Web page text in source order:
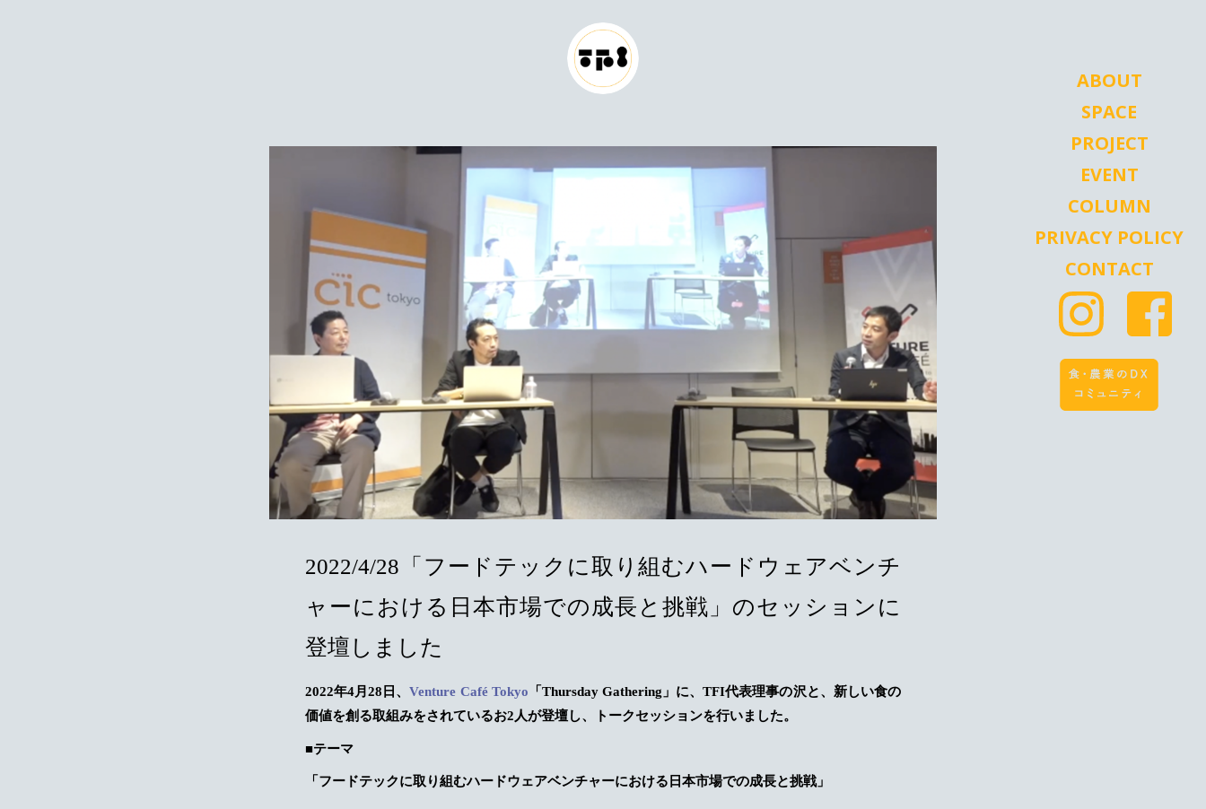
ABOUT
SPACE
PROJECT
EVENT
COLUMN
PRIVACY POLICY
CONTACT
2022/4/28「フードテックに取り組むハードウェアベンチ
ャーにおける日本市場での成長と挑戦」のセッションに
登壇しました
2022年4月28日、Venture Café Tokyo 「 Thursday Gathering 」に、TFI代表理事の沢と、新しい食の
価値を創る取組みをされているお2人が登壇し、トークセッションを行いました。
■テーマ
「フードテックに取り組むハードウェアベンチャーにおける日本市場での成長と挑戦」